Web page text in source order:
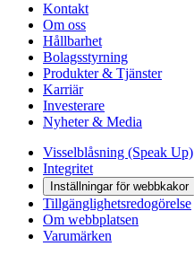
Kontakt
Om oss
Hållbarhet
Bolagsstyrning
Produkter & Tjänster
Karriär
Investerare
Nyheter & Media
Visselblåsning (Speak Up)
Integritet
Inställningar för webbkakor
Tillgänglighetsredogörelse
Om webbplatsen
Varumärken